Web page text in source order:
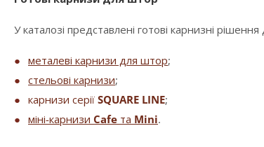
У каталозі представлені готові карнизні рішення
металеві карнизи для штор;
стельові карнизи;
карнизи серії SQUARE LINE;
міні-карнизи Cafe та Mini.